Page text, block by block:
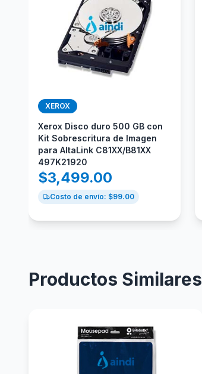
XEROX
Xerox Disco duro 500 GB con
Kit Sobrescritura de Imagen
para AltaLink C81XX/B81XX
497K21920
$3,499.00
Costo de envío: $99.00
Productos Similares